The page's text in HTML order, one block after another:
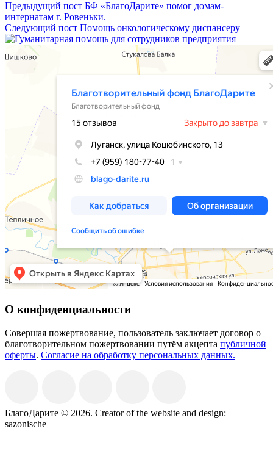
Предыдущий пост БФ «БлагоДарите» помог домам-
интернатам г. Ровеньки.
Следующий пост Помощь онкологическому диспансеру
О конфиденциальности
Совершая пожертвование, пользователь заключает договор о
благотворительном пожертвовании путём акцепта публичной
оферты. Согласие на обработку персональных данных.
БлагоДарите © 2026. Creator of the website and design:
sazonische